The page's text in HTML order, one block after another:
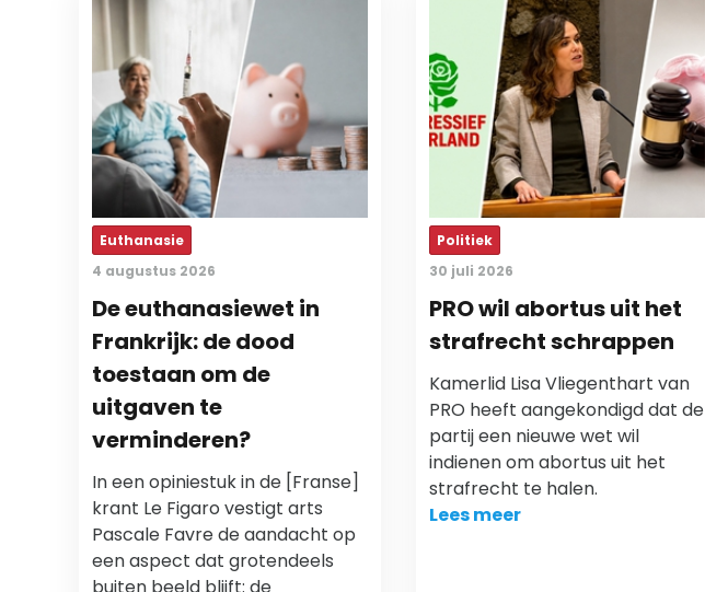
Euthanasie
4 augustus 2026
De euthanasiewet in
Frankrijk: de dood
toestaan om de
uitgaven te
verminderen?
In een opiniestuk in de [Franse]
krant Le Figaro vestigt arts
Pascale Favre de aandacht op
een aspect dat grotendeels
Politiek
30 juli 2026
PRO wil abortus uit het
strafrecht schrappen
Kamerlid Lisa Vliegenthart van
PRO heeft aangekondigd dat de
partij een nieuwe wet wil
indienen om abortus uit het
strafrecht te halen.
Lees meer